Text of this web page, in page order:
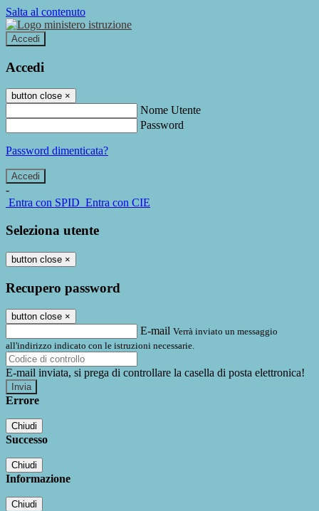
Salta al contenuto
Accedi
Accedi
button close ×
Nome Utente
Password
Password dimenticata?
-
Entra con SPID Entra con CIE
Seleziona utente
button close ×
Recupero password
button close ×
E-mail Verrà inviato un messaggio
all'indirizzo indicato con le istruzioni necessarie.
E-mail inviata, si prega di controllare la casella di posta elettronica!
Errore
Chiudi
Successo
Chiudi
Informazione
Chiudi